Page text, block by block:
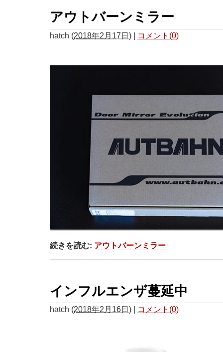
アウトバーンミラー
hatch (2018年2月17日) | コメント(0)
続きを読む: アウトバーンミラー
インフルエンザ蔓延中
hatch (2018年2月16日) | コメント(0)